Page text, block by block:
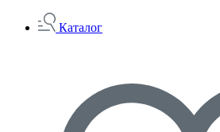
Каталог